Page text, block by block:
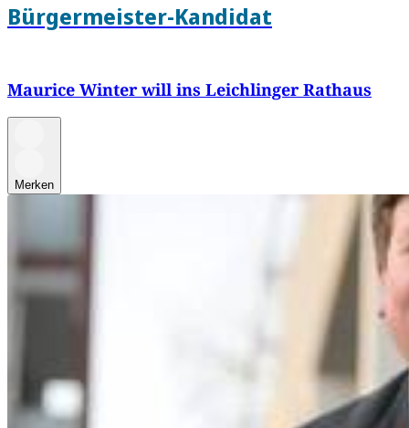
Bürgermeister-Kandidat
Maurice Winter will ins Leichlinger Rathaus
Merken